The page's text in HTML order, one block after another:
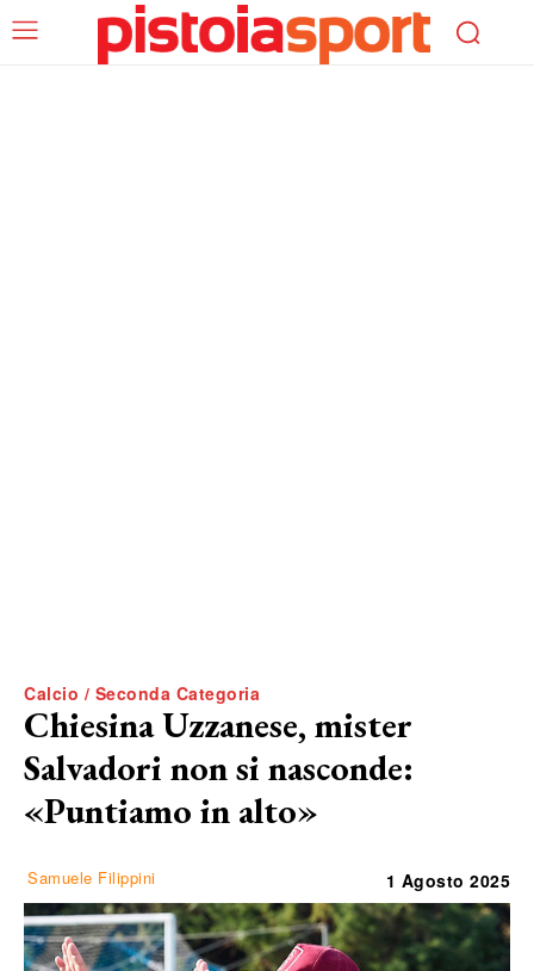
Calcio / Seconda Categoria
Chiesina Uzzanese, mister
Salvadori non si nasconde:
«Puntiamo in alto»
Samuele Filippini 1 Agosto 2025